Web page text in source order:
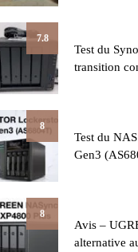
7.8
Test du
transition
8
Test du
Gen3
8
Avis –
alternative